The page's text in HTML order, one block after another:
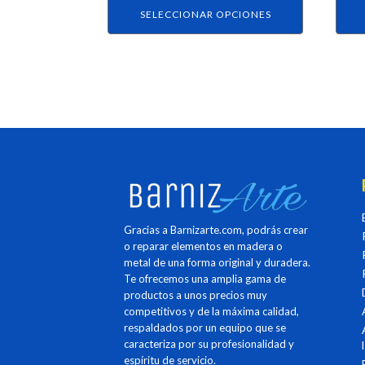
SELECCIONAR OPCIONES
producto
Gracias a Barnizarte.com, podrás crear
o reparar elementos en madera o
metal de una forma original y duradera.
Te ofrecemos una amplia gama de
productos a unos precios muy
competitivos y de la máxima calidad,
respaldados por un equipo que se
caracteriza por su profesionalidad y
espíritu de servicio.